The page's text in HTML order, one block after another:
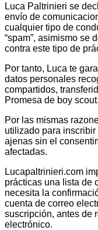
Luca Paltrinieri se
envío de
cualquier tipo de
“spam”, asimismo se
contra este tipo de
Por tanto, Luca te
datos personales
compartidos,
Promesa de boy scout.
Por las mismas
utilizado para
ajenas sin el
afectadas.
Lucapaltrinieri.com
prácticas una lista de
necesita la
cuenta de correo
suscripción, antes de
electrónico.